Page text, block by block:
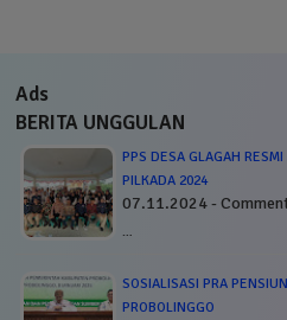
Ads
BERITA UNGGULAN
PPS DESA GLAGAH
PILKADA 2024
07.11.2024 -
…
SOSIALISASI PRA
PROBOLINGGO